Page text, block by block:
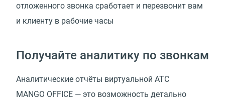
отложенного звонка сработает и перезвонит вам
и клиенту в рабочие часы
Получайте аналитику по звонкам
Аналитические отчёты виртуальной АТС
MANGO OFFICE — это возможность детально